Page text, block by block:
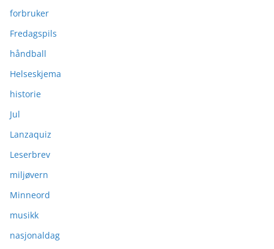
forbruker
Fredagspils
håndball
Helseskjema
historie
Jul
Lanzaquiz
Leserbrev
miljøvern
Minneord
musikk
nasjonaldag